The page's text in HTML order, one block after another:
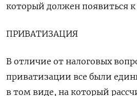
который должен появиться к
ПРИВАТИЗАЦИЯ
В отличие от налоговых
приватизации все были
в том виде, на который